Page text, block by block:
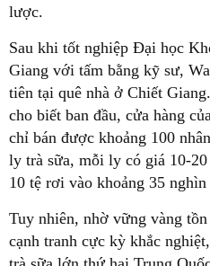
lược.
Sau khi tốt nghiệp Đại học
Giang với tấm bằng kỹ sư,
tiên tại quê nhà ở Chiết
cho biết ban đầu, cửa hàng
chỉ bán được khoảng 100
ly trà sữa, mỗi ly có giá 10-
10 tệ rơi vào khoảng 35 nghìn
Tuy nhiên, nhờ vững vàng
cạnh tranh cực kỳ khắc